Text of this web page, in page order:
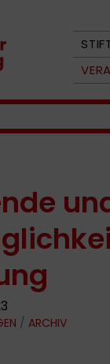
/ ARCHIV